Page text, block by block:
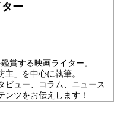
ー
賞する映画ライター。
」を中心に執筆。
ビュー、コラム、ニュース
ンツをお伝えします！